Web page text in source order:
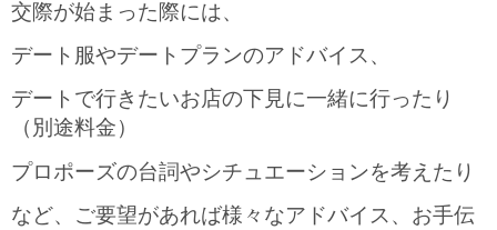
交際が始まった際には、
デート服やデートプランのアドバイス、
デートで行きたいお店の下見に一緒に行ったり
（別途料金）
プロポーズの台詞やシチュエーションを考えたり
など、ご要望があれば様々なアドバイス、お手伝